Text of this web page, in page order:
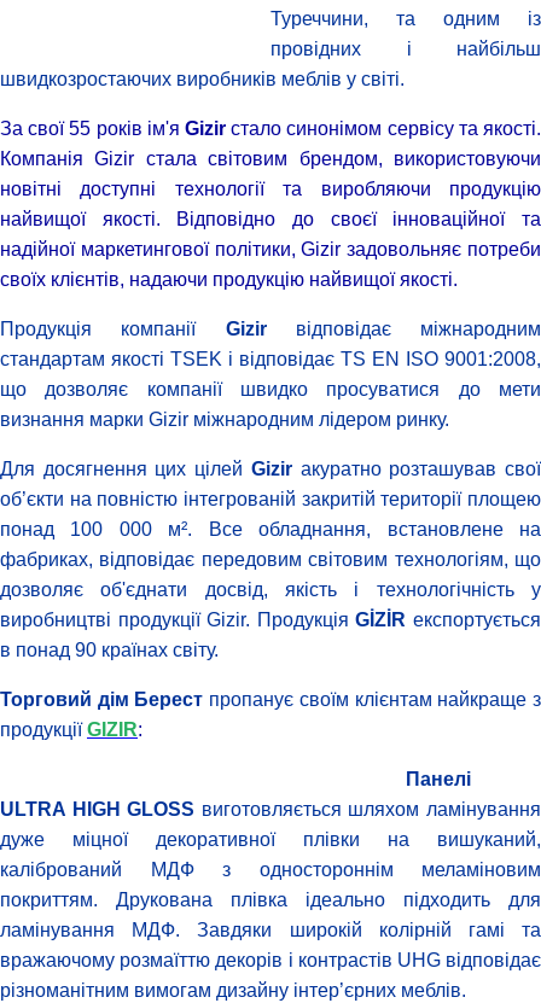
Туреччини, та одним із
провідних і найбільш
швидкозростаючих виробників меблів у світі.
За свої 55 років ім'я Gizirстало синонімом сервісу та якості.
Компанія Gizir стала світовим брендом, використовуючи
новітні доступні технології та виробляючи продукцію
найвищої якості. Відповідно до своєї інноваційної та
надійної маркетингової політики, Gizir задовольняє потреби
своїх клієнтів, надаючи продукцію найвищої якості.
Продукція компанії Gizir відповідає міжнародним
стандартам якості TSEK і відповідає TS EN ISO 9001:2008,
що дозволяє компанії швидко просуватися до мети
визнання марки Gizir міжнародним лідером ринку.
Для досягнення цих цілей Gizir акуратно розташував свої
об’єкти на повністю інтегрованій закритій території площею
понад 100 000 м². Все обладнання, встановлене на
фабриках, відповідає передовим світовим технологіям, що
дозволяє об'єднати досвід, якість і технологічність у
виробництві продукції Gizir. ПродукціяGİZİRекспортується
в понад 90 країнах світу.
Торговий дім Берест пропанує своїм клієнтам найкраще з
продукціїGIZIR:
Панелі
ULTRA HIGH GLOSS виготовляється шляхом ламінування
дуже міцної декоративної плівки на вишуканий,
калібрований МДФ з одностороннім меламіновим
покриттям. Друкована плівка ідеально підходить для
ламінування МДФ. Завдяки широкій колірній гамі та
вражаючому розмаїттю декорів і контрастів UHG відповідає
різноманітним вимогам дизайну інтер’єрних меблів.